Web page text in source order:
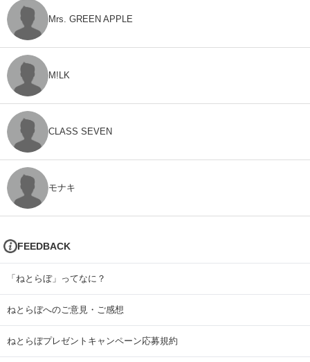
Mrs. GREEN APPLE
M!LK
CLASS SEVEN
モナキ
FEEDBACK
「ねとらぼ」ってなに？
ねとらぼへのご意見・ご感想
ねとらぼプレゼントキャンペーン応募規約